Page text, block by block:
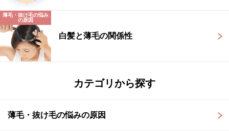
薄毛・抜け毛の悩み
の原因
白髪と薄毛の関係性
カテゴリから探す
薄毛・抜け毛の悩みの原因